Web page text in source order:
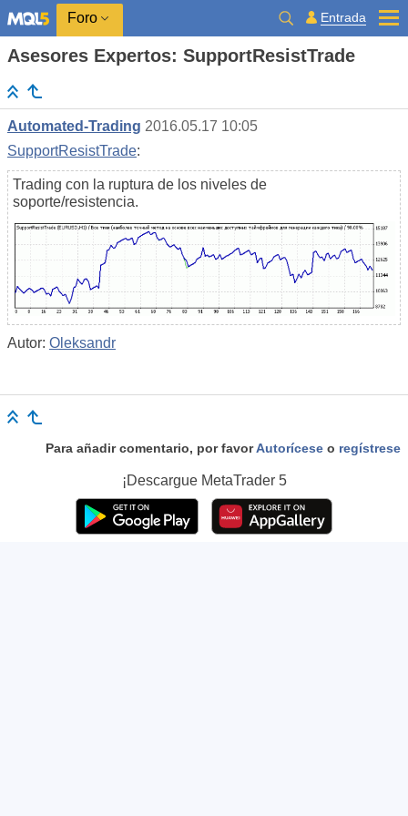
Foro Entrada
Asesores Expertos: SupportResistTrade
Automated-Trading 2016.05.17 10:05
SupportResistTrade:
Trading con la ruptura de los niveles de
soporte/resistencia.
Autor: Oleksandr
Para añadir comentario, por favorAutorícese o regístrese
¡Descargue MetaTrader 5